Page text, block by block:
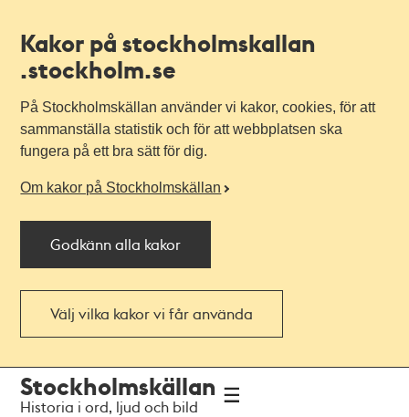
Kakor på stockholmskallan
.stockholm.se
På Stockholmskällan använder vi kakor, cookies, för att
sammanställa statistik och för att webbplatsen ska
fungera på ett bra sätt för dig.
Om kakor på Stockholmskällan
Godkänn alla kakor
Välj vilka kakor vi får använda
navigationen
huvudinnehållet
Stockholmskällan
Historia i ord, ljud och bild